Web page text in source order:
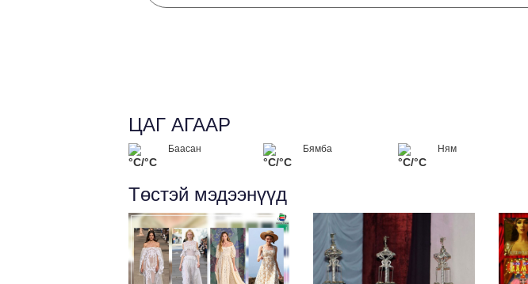
ЦАГ АГААР
Баасан
°C/°C
Бямба
°C/°C
Ням
°C/°C
Төстэй мэдээнүүд